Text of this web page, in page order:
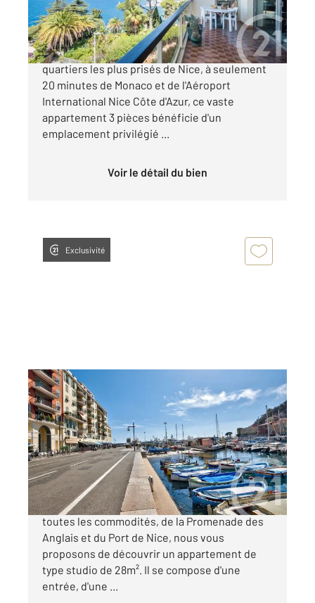
1 195 000 €
Nice Mont Boron - Au cœur de l'un des
quartiers les plus prisés de Nice, à seulement
20 minutes de Monaco et de l'Aéroport
International Nice Côte d'Azur, ce vaste
appartement 3 pièces bénéficie d'un
emplacement privilégié ...
Voir le détail du bien
Exclusivité
NICE 06
28,02 m2, 1 pièce
Ref : 16608
Appartement Studio à vendre
210 000 €
Nice Port - Idéalement situé, à proximité de
toutes les commodités, de la Promenade des
Anglais et du Port de Nice, nous vous
proposons de découvrir un appartement de
type studio de 28m². Il se compose d'une
entrée, d'une ...